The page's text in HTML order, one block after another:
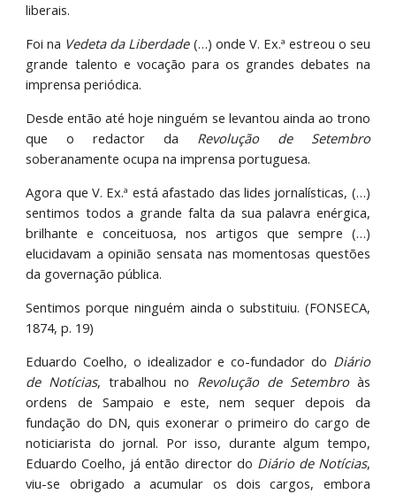
liberais.
Foi na Vedeta da Liberdade (…) onde V. Ex.ª estreou o seu
grande talento e vocação para os grandes debates na
imprensa periódica.
Desde então até hoje ninguém se levantou ainda ao trono
que o redactor da Revolução de Setembro
soberanamente ocupa na imprensa portuguesa.
Agora que V. Ex.ª está afastado das lides jornalísticas, (…)
sentimos todos a grande falta da sua palavra enérgica,
brilhante e conceituosa, nos artigos que sempre (…)
elucidavam a opinião sensata nas momentosas questões
da governação pública.
Sentimos porque ninguém ainda o substituiu. (FONSECA,
1874, p. 19)
Eduardo Coelho, o idealizador e co-fundador do Diário
de Notícias, trabalhou no Revolução de Setembroàs
ordens de Sampaio e este, nem sequer depois da
fundação do DN, quis exonerar o primeiro do cargo de
noticiarista do jornal. Por isso, durante algum tempo,
Eduardo Coelho, já então director do Diário de Notícias,
viu-se obrigado a acumular os dois cargos, embora